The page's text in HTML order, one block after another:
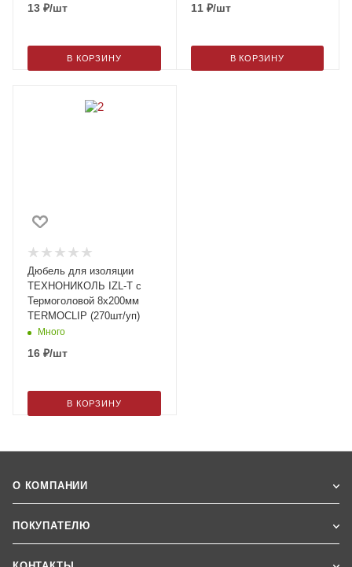
13 ₽/шт
В КОРЗИНУ
11₽/шт
В КОРЗИНУ
Дюбель для изоляции
ТЕХНОНИКОЛЬ IZL-T c
Термоголовой 8х200мм
TERMOCLIP (270шт/уп)
Много
16 ₽/шт
В КОРЗИНУ
О КОМПАНИИ
ПОКУПАТЕЛЮ